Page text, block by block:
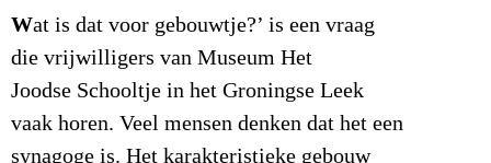
Wat is dat voor gebouwtje?’ is een vraag
die vrijwilligers van Museum Het
Joodse Schooltje in het Groningse Leek
vaak horen. Veel mensen denken dat het een
synagoge is. Het karakteristieke gebouw